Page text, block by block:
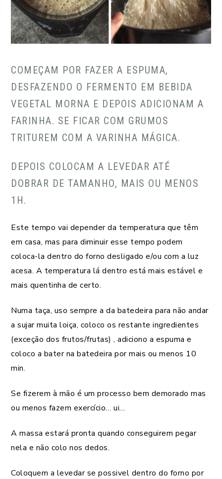
COMEÇAM POR FAZER A ESPUMA,
DESFAZENDO O FERMENTO EM BEBIDA
VEGETAL MORNA E DEPOIS ADICIONAM A
FARINHA. SE FICAR COM GRUMOS
TRITUREM COM A VARINHA MÁGICA.
DEPOIS COLOCAM A LEVEDAR ATÉ
DOBRAR DE TAMANHO, MAIS OU MENOS
1H.
Este tempo vai depender da temperatura que têm
em casa, mas para diminuir esse tempo podem
coloca-la dentro do forno desligado e/ou com a luz
acesa. A temperatura lá dentro está mais estável e
mais quentinha de certo.
Numa taça, uso sempre a da batedeira para não andar
a sujar muita loiça, coloco os restante ingredientes
(exceção dos frutos/frutas) , adiciono a espuma e
coloco a bater na batedeira por mais ou menos 10
min.
Se fizerem à mão é um processo bem demorado mas
ou menos fazem exercício… ui…
A massa estará pronta quando conseguirem pegar
nela e não colo nos dedos.
Coloquem a levedar se possivel dentro do forno por